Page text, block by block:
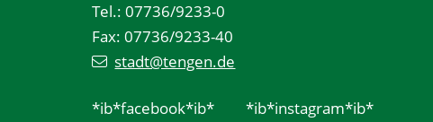
Tel.: 07736/9233-0
Fax: 07736/9233-40
stadt@tengen.de
*ib*facebook*ib*
*ib*instagram*ib*